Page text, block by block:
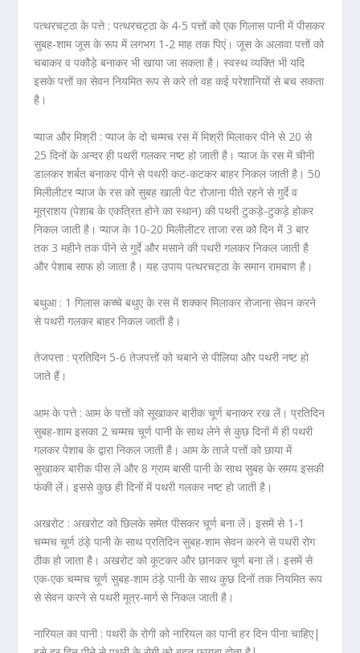
पत्थरचट्ठा के पत्ते :पत्थरचट्ठा के 4-5 पत्तों को एक गिलास पानी में पीसकर
सुबह-शाम जूस के रूप में लगभग 1-2 माह तक पिएं। जूस के अलावा पत्तों को
चबाकर व पकौड़े बनाकर भी खाया जा सकता है। स्वस्थ व्यक्ति भी यदि
इसके पत्तों का सेवन नियमित रूप से करे तो वह कई परेशानियों से बच सकता
है।
प्याज और मिश्री : प्याज के दो चम्मच रस में मिश्री मिलाकर पीने से 20 से
25 दिनों के अन्दर ही पथरी गलकर नष्ट हो जाती है। प्याज के रस में चीनी
डालकर शर्बत बनाकर पीने से पथरी कट-कटकर बाहर निकल जाती है। 50
मिलीलीटर प्याज के रस को सुबह खाली पेट रोजाना पीते रहने से गुर्दे व
मूत्राशय (पेशाब के एकत्रित होने का स्थान) की पथरी टुकड़े-टुकड़े होकर
निकल जाती है। प्याज के 10-20 मिलीलीटर ताजा रस को दिन में 3 बार
तक 3 महीने तक पीने से गुर्दे और मसाने की पथरी गलकर निकल जाती है
और पेशाब साफ हो जाता है। यह उपाय पत्थरचट्ठा के समान रामबाण है।
बथुआ : 1 गिलास कच्चे बथुए के रस में शक्कर मिलाकर रोजाना सेवन करने
से पथरी गलकर बाहर निकल जाती है।
तेजपत्ता : प्रतिदिन 5-6 तेजपत्तों को चबाने से पीलिया और पथरी नष्ट हो
जाते हैं।
आम के पत्ते :आम के पत्तों को सूखाकर बारीक चूर्ण बनाकर रख लें। प्रतिदिन
सुबह-शाम इसका 2 चम्मच चूर्ण पानी के साथ लेने से कुछ दिनों में ही पथरी
गलकर पेशाब के द्वारा निकल जाती है। आम के ताजे पत्तों को छाया में
सुखाकर बारीक पीस लें और 8 ग्राम बासी पानी के साथ सुबह के समय इसकी
फंकी लें। इससे कुछ ही दिनों में पथरी गलकर नष्ट हो जाती है।
अखरोट :अखरोट को छिलके समेत पीसकर चूर्ण बना लें। इसमें से 1-1
चम्मच चूर्ण ठंड़े पानी के साथ प्रतिदिन सुबह-शाम सेवन करने से पथरी रोग
ठीक हो जाता है। अखरोट को कूटकर और छानकर चूर्ण बना लें। इसमें से
एक-एक चम्मच चूर्ण सुबह-शाम ठंड़े पानी के साथ कुछ दिनों तक नियमित रूप
से सेवन करने से पथरी मूत्र-मार्ग से निकल जाती है।
नारियल का पानी : पथरी के रोगी को नारियल का पानी हर दिन पीना चाहिए|